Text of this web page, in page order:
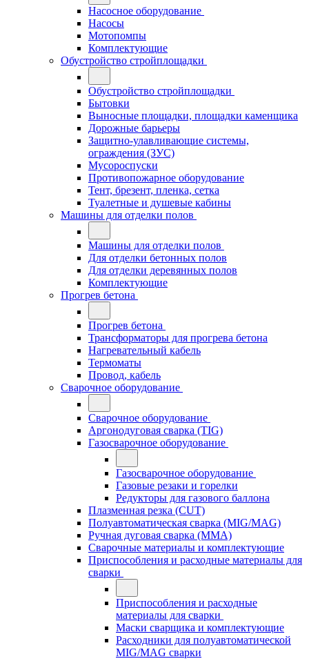
Насосное оборудование
Насосы
Мотопомпы
Комплектующие
Обустройство стройплощадки
Обустройство стройплощадки
Бытовки
Выносные площадки, площадки каменщика
Дорожные барьеры
Защитно-улавливающие системы,
ограждения (ЗУС)
Мусороспуски
Противопожарное оборудование
Тент, брезент, пленка, сетка
Туалетные и душевые кабины
Машины для отделки полов
Машины для отделки полов
Для отделки бетонных полов
Для отделки деревянных полов
Комплектующие
Прогрев бетона
Прогрев бетона
Трансформаторы для прогрева бетона
Нагревательный кабель
Термоматы
Провод, кабель
Сварочное оборудование
Сварочное оборудование
Аргонодуговая сварка (TIG)
Газосварочное оборудование
Газосварочное оборудование
Газовые резаки и горелки
Редукторы для газового баллона
Плазменная резка (CUT)
Полуавтоматическая сварка (MIG/MAG)
Ручная дуговая сварка (MMA)
Сварочные материалы и комплектующие
Приспособления и расходные материалы для
сварки
Приспособления и расходные
материалы для сварки
Маски сварщика и комплектующие
Расходники для полуавтоматической
MIG/MAG сварки